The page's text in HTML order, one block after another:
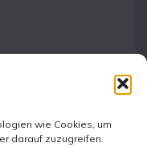
wie Cookies, um
darauf zuzugreifen.